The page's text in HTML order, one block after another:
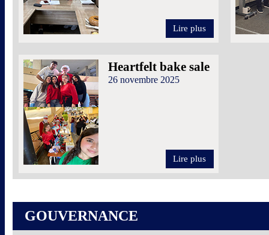
Lire plus
Heartfelt bake sale
26 novembre 2025
Lire plus
GOUVERNANCE